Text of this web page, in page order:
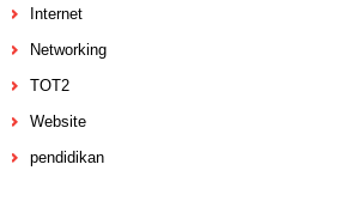
Internet
Networking
TOT2
Website
pendidikan